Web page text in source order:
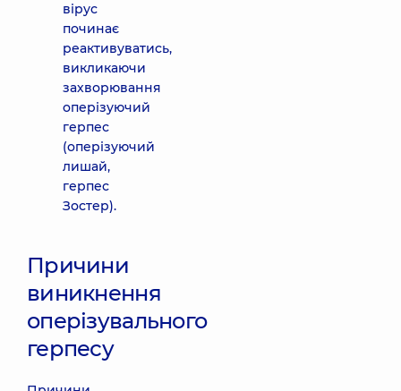
вірус
починає
реактивуватись,
викликаючи
захворювання
оперізуючий
герпес
(оперізуючий
лишай,
герпес
Зостер).
Причини
виникнення
оперізувального
герпесу